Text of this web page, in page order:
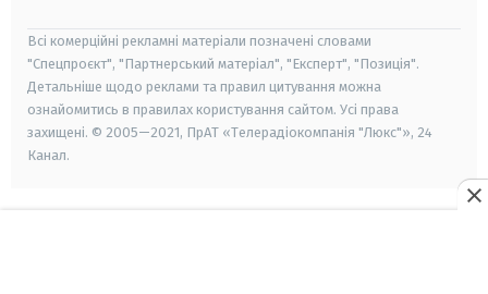
Всі комерційні рекламні матеріали позначені словами
"Спецпроєкт", "Партнерський матеріал", "Експерт", "Позиція".
Детальніше щодо реклами та правил цитування можна
ознайомитись в правилах користування сайтом. Усі права
захищені. © 2005—2021, ПрАТ «Телерадіокомпанія "Люкс"», 24
Канал.